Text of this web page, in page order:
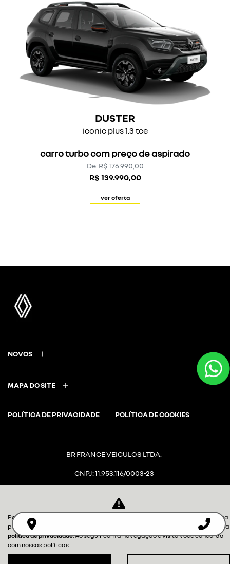
DUSTER
iconic plus 1.3 tce
carro turbo com preço de aspirado
De: R$ 176.990,00
R$ 139.990,00
ver oferta
NOVOS
MAPA DO SITE
POLÍTICA DE PRIVACIDADE POLÍTICA DE COOKIES
BR FRANCE VEICULOS LTDA.
CNPJ: 11.953.116/0003-23
Desacelere. Seu bem maior é a
vida.
Para otimizar sua experiência durante a navegação, fazemos uso de nossa
política de cookies e para proteger seus dados pessoais respeitamos nossa
política de privacidade
aceitar recusar